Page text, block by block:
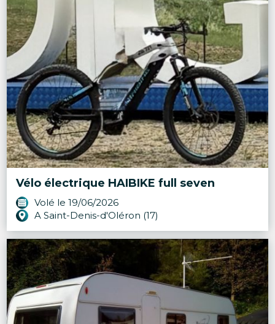
Vélo électrique HAIBIKE full seven
Volé le 19/06/2026
A Saint-Denis-d'Oléron (17)